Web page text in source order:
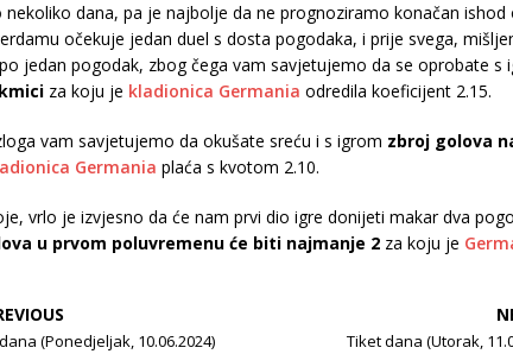
nekoliko dana, pa je najbolje da ne prognoziramo konačan ishod
očekuje jedan duel s dosta pogodaka, i prije svega,
jedan pogodak, zbog čega vam savjetujemo da se oprobate s
za koju je kladionica Germania odredila koeficijent 2.15.
vam savjetujemo da okušate sreću i s igrom zbroj golova
Germania plaća s kvotom 2.10.
vrlo je izvjesno da će nam prvi dio igre donijeti makar dva
u prvom poluvremenu će biti najmanje 2 za koju je
(Ponedjeljak, 10.06.2024) Tiket dana (Utorak,